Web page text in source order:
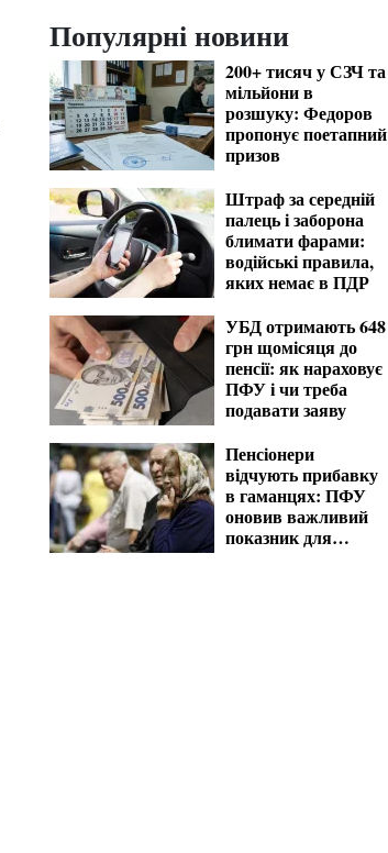
Популярні новини
200+ тисяч у СЗЧ та
мільйони в
розшуку: Федоров
пропонує поетапний
призов
Штраф за середній
палець і заборона
блимати фарами:
водійські правила,
яких немає в ПДР
УБД отримають 648
грн щомісяця до
пенсії: як нараховує
ПФУ і чи треба
подавати заяву
Пенсіонери
відчують прибавку
в гаманцях: ПФУ
оновив важливий
показник для